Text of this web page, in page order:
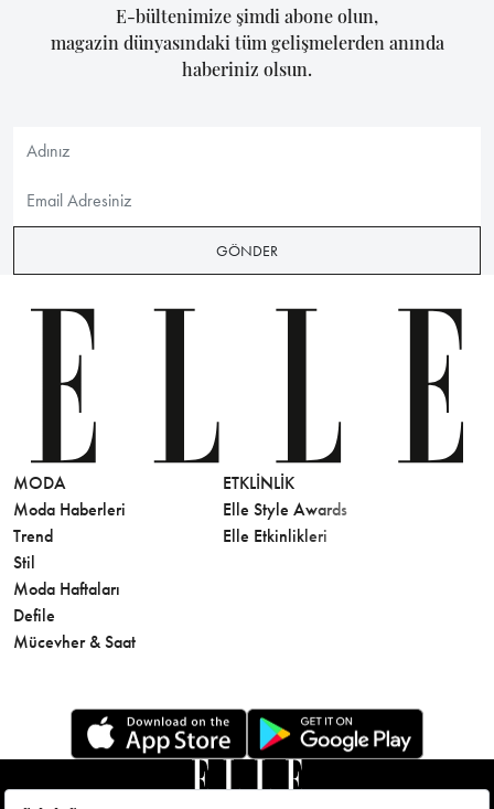
E-bültenimize şimdi abone olun,
magazin dünyasındaki tüm gelişmelerden anında
haberiniz olsun.
GÖNDER
MODA
Moda Haberleri
Trend
Stil
Moda Haftaları
Defile
Mücevher & Saat
ETKLINLIK
Elle Style Awards
Elle Etkinlikleri